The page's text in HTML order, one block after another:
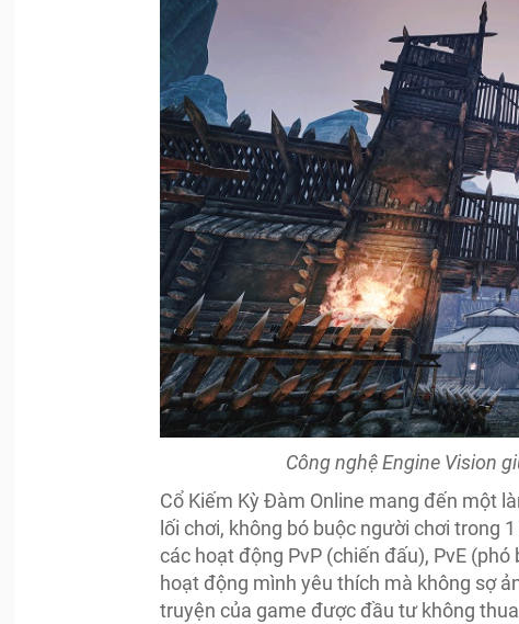
Công nghệ Engine Vision
Cổ Kiếm Kỳ Đàm Online mang đến một
lối chơi, không bó buộc người chơi trong
các hoạt động PvP (chiến đấu), PvE
hoạt động mình yêu thích mà không sợ
truyện của game được đầu tư không